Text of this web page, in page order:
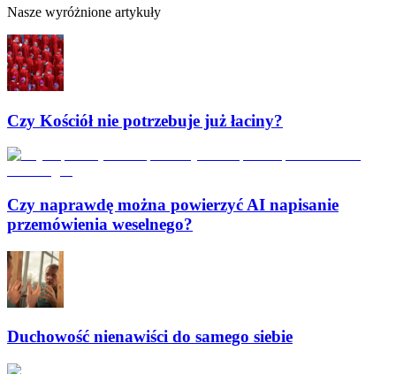
Nasze wyróżnione artykuły
Czy Kościół nie potrzebuje już łaciny?
Czy naprawdę można powierzyć AI napisanie
przemówienia weselnego?
Duchowość nienawiści do samego siebie